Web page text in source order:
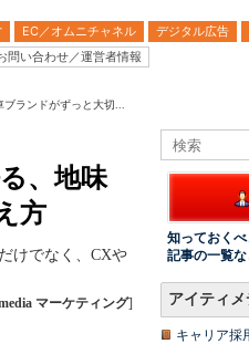
EC／オムニチャネル デジタル広告
問い合わせ／運営者情報
ランドがずっと大切...
、地味
方
けでなく、CXや
マーケティング]
知っておく
記事の一覧な
アイティ
キャリア採